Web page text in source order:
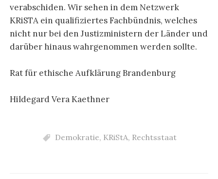
verabschiden. Wir sehen in dem Netzwerk
KRiSTA ein qualifiziertes Fachbündnis, welches
nicht nur bei den Justizministern der Länder und
darüber hinaus wahrgenommen werden sollte.
Rat für ethische Aufklärung Brandenburg
Hildegard Vera Kaethner
Demokratie, KRiStA, Rechtsstaat